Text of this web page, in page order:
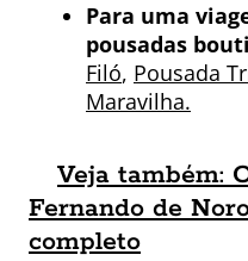
Para uma
pousadas
Filó, Pousada
Maravilha.
Veja também:
Fernando de
completo